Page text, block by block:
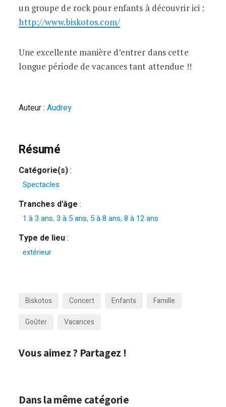
un groupe de rock pour enfants à découvrir ici :
http://www.biskotos.com/
Une excellente manière d’entrer dans cette
longue période de vacances tant attendue !!
Auteur :Audrey
Résumé
Catégorie(s):
Spectacles
Tranches d'âge :
1 à 3 ans,3 à 5 ans, 5 à 8 ans,8 à 12 ans
Type de lieu:
extérieur
Biskotos Concert Enfants
Famille
Goûter
Vacances
Vous aimez ? Partagez !
Dans la même catégorie